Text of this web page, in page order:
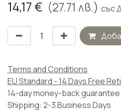
14,17 € (27.71 лв.) със
Terms and Conditions
EU Standard - 14 Days Free
14-day money-back guarantee
Shipping: 2-3 Business Days